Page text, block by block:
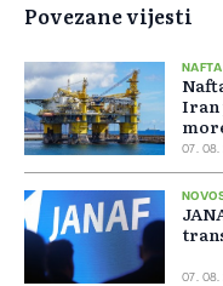
Povezane vijesti
NAFTA
Iran
07. 08.
07. 08.